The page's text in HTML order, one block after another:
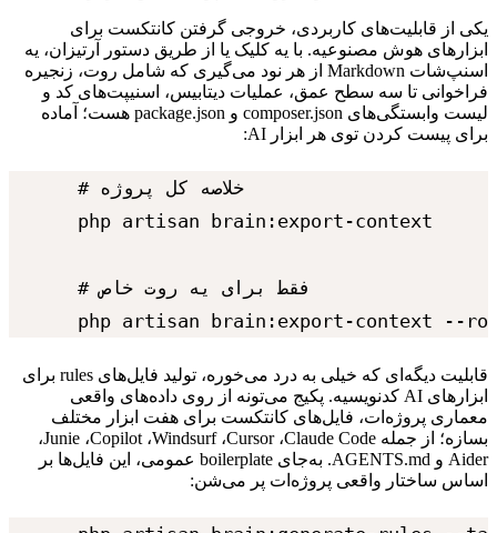
یکی از قابلیت‌های کاربردی، خروجی گرفتن کانتکست برای
ابزارهای هوش مصنوعیه. با یه کلیک یا از طریق دستور آرتیزان، یه
اسنپ‌شات Markdown از هر نود می‌گیری که شامل روت، زنجیره
فراخوانی تا سه سطح عمق، عملیات دیتابیس، اسنیپت‌های کد و
لیست وابستگی‌های composer.json و package.json هست؛ آماده
برای پیست کردن توی هر ابزار AI
:
# خلاصه کل پروژه
php artisan brain:export-context
# فقط برای یه روت خاص
php artisan brain:export-context --
قابلیت دیگه‌ای که خیلی به درد می‌خوره، تولید فایل‌های rules برای
ابزارهای AI کدنویسیه. پکیج می‌تونه از روی داده‌های واقعی
معماری پروژه‌ات، فایل‌های کانتکست برای هفت ابزار مختلف
بسازه؛ از جمله Claude Code، Cursor، Windsurf، Copilot، Junie،
Aider و AGENTS.md
. به‌جای boilerplate عمومی، این فایل‌ها بر
اساس ساختار واقعی پروژه‌ات پر می‌شن: